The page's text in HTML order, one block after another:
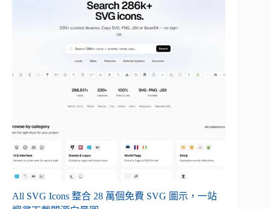
All SVG Icons 整合 28 萬個免費 SVG 圖示，一站